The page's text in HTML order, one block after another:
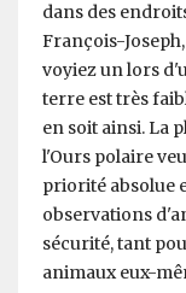
dans des
François-
voyiez un lors
terre est très
en soit ainsi. La
l'Ours polaire
priorité absolue
observations
sécurité, tant
animaux eux-